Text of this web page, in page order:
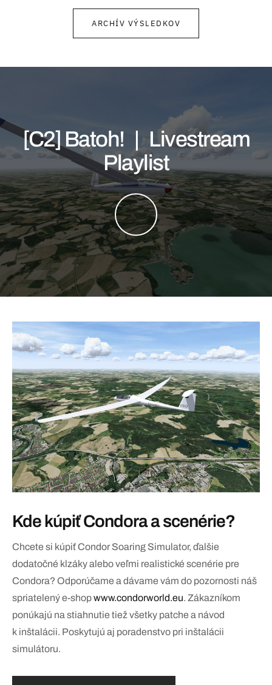
ARCHÍV VÝSLEDKOV
[C2] Batoh! | Livestream
Playlist
Kde kúpiť Condora a scenérie?
Chcete si kúpiť Condor Soaring Simulator, ďalšie
dodatočné klzáky alebo veľmi realistické scenérie pre
Condora? Odporúčame a dávame vám do pozornosti náš
spriatelený e-shopwww.condorworld.eu. Zákazníkom
ponúkajú na stiahnutie tiež všetky patche a návod
k inštalácii. Poskytujú aj poradenstvo pri inštalácii
simulátoru.